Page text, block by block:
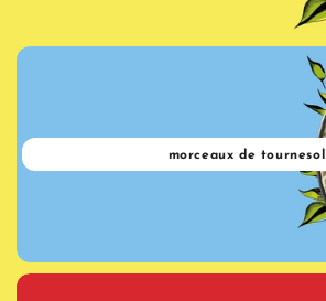
morceaux de tournesol